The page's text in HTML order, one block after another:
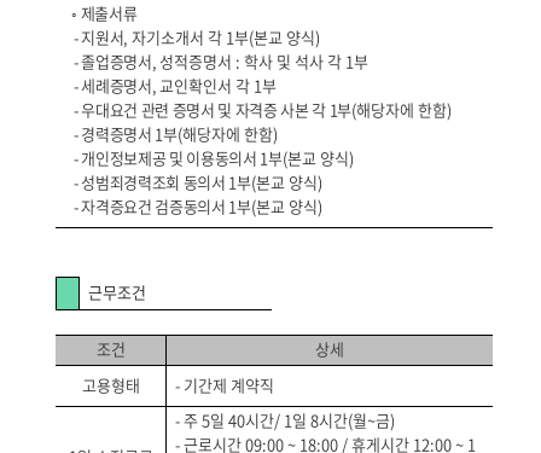
◦ 제출서류
-지원서, 자기소개서 각 1부(본교 양식)
-졸업증명서, 성적증명서 : 학사 및 석사 각 1부
-세례증명서,교인확인서 각 1부
-우대요건 관련 증명서 및 자격증 사본 각 1부(해당자에 한함)
-경력증명서 1부(해당자에 한함)
-개인정보제공 및 이용동의서 1부(본교 양식)
-성범죄경력조회 동의서 1부(본교 양식)
-자격증요건 검증동의서 1부(본교 양식)
근무조건
조건
상세
고용형태
- 기간제 계약직
- 주 5일 40시간/ 1일 8시간(월~금)
- 근로시간 09:00 ~ 18:00 / 휴게시간 12:00 ~ 1